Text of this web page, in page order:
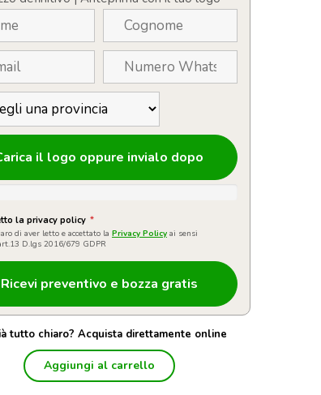
il logo oppure invialo dopo
la privacy policy *
di aver letto e accettato la Privacy Policy ai sensi
D.lgs 2016/679 GDPR
tutto chiaro? Acquista direttamente online
Aggiungi al carrello